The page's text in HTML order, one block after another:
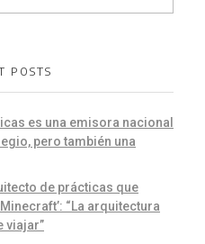
POSTS
es una emisora nacional
pero también una
de prácticas que
“La arquitectura
viajar”